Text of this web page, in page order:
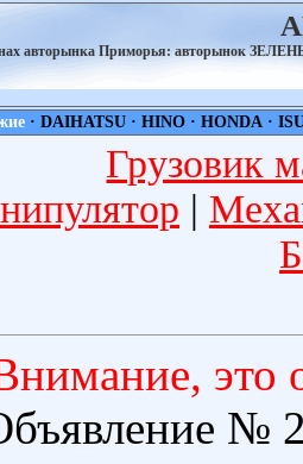
авторынка Приморья: авторынок
·DAIHATSU ·HINO ·HONDA ·
Грузовик
|
это
№